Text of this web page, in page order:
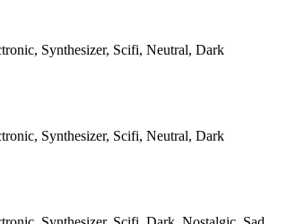
Synthesizer, Scifi, Neutral, Dark
Synthesizer, Scifi, Neutral, Dark